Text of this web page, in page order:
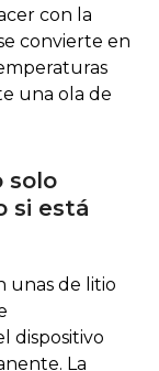
con la
convierte en
una ola de
solo
si está
unas de litio
dispositivo
La